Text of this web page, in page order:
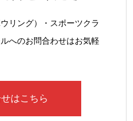
リング）・スポーツクラ
へのお問合わせはお気軽
はこちら